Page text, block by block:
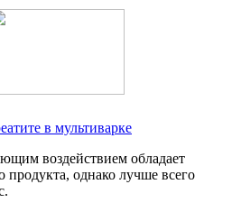
в мультиварке
воздействием обладает
продукта, однако лучше всего